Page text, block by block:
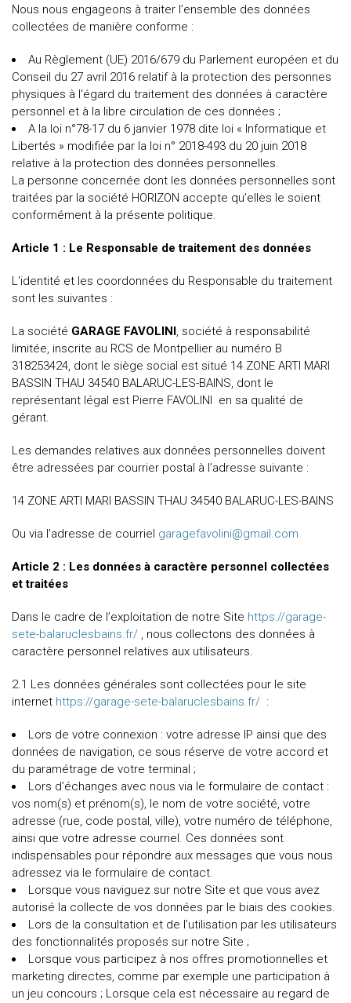
Nous nous engageons à traiter l’ensemble des données
collectées de manière conforme :
Au Règlement (UE) 2016/679 du Parlement européen et du
Conseil du 27 avril 2016 relatif à la protection des personnes
physiques à l'égard du traitement des données à caractère
personnel et à la libre circulation de ces données ;
A la loi n°78-17 du 6 janvier 1978 dite loi « Informatique et
Libertés » modifiée par la loi n° 2018-493 du 20 juin 2018
relative à la protection des données personnelles.
La personne concernée dont les données personnelles sont
traitées par la société HORIZON accepte qu’elles le soient
conformément à la présente politique.
Article 1 : Le Responsable de traitement des données
L'identité et les coordonnées du Responsable du traitement
sont les suivantes :
La société GARAGE FAVOLINI, société à responsabilité
limitée, inscrite au RCS de Montpellier au numéro B
318253424, dont le siège social est situé 14 ZONE ARTI MARI
BASSIN THAU 34540 BALARUC-LES-BAINS, dont le
représentant légal est Pierre FAVOLINI en sa qualité de
gérant.
Les demandes relatives aux données personnelles doivent
être adressées par courrier postal à l’adresse suivante :
14 ZONE ARTI MARI BASSIN THAU 34540 BALARUC-LES-BAINS
Ou via l'adresse de courriel garagefavolini@gmail.com
Article 2 : Les données à caractère personnel collectées
et traitées
Dans le cadre de l’exploitation de notre Site https://garage-
sete-balaruclesbains.fr/ , nous collectons des données à
caractère personnel relatives aux utilisateurs.
2.1 Les données générales sont collectées pour le site
internet https://garage-sete-balaruclesbains.fr/ :
Lors de votre connexion : votre adresse IP ainsi que des
données de navigation, ce sous réserve de votre accord et
du paramétrage de votre terminal ;
Lors d’échanges avec nous via le formulaire de contact :
vos nom(s) et prénom(s), le nom de votre société, votre
adresse (rue, code postal, ville), votre numéro de téléphone,
ainsi que votre adresse courriel. Ces données sont
indispensables pour répondre aux messages que vous nous
adressez via le formulaire de contact.
Lorsque vous naviguez sur notre Site et que vous avez
autorisé la collecte de vos données par le biais des cookies.
Lors de la consultation et de l’utilisation par les utilisateurs
des fonctionnalités proposés sur notre Site ;
Lorsque vous participez à nos offres promotionnelles et
marketing directes, comme par exemple une participation à
un jeu concours ; Lorsque cela est nécessaire au regard de